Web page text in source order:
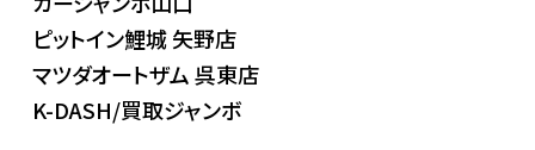
ピットイン鯉城 矢野店
マツダオートザム 呉東店
K-DASH/買取ジャンボ